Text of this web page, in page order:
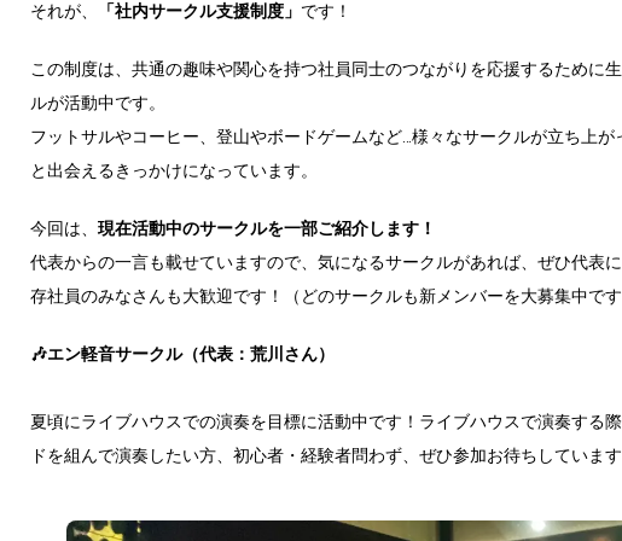
それが、
「社内サークル支援制度」 です！
この制度は、共通の趣味や関心を持つ社員同士のつながりを応援するために
ルが活動中です。
フットサルやコーヒー、登山やボードゲームなど…様々なサークルが立ち上
と出会えるきっかけになっています。
今回は、 現在活動中のサークルを一部ご紹介します！
代表からの一言も載せていますので、気になるサークルがあれば、ぜひ代表
存社員のみなさんも大歓迎です！（どのサークルも新メンバーを大募集中で
🎶エン軽音サークル（代表：荒川さん）
夏頃にライブハウスでの演奏を目標に活動中です！ライブハウスで演奏する
ドを組んで演奏したい方、初心者・経験者問わず、ぜひ参加お待ちしていま